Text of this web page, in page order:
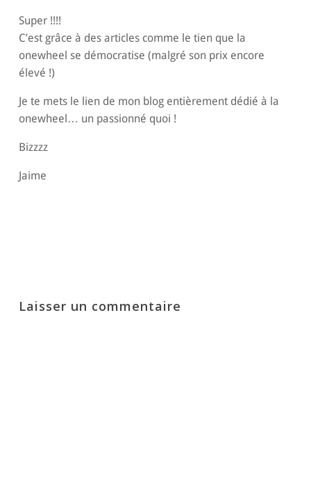
Super !!!!
C’est grâce à des articles comme le tien que la
onewheel se démocratise (malgré son prix encore
élevé !)
Je te mets le lien de mon blog entièrement dédié à la
onewheel… un passionné quoi !
Bizzzz
Jaime
Laisser un commentaire